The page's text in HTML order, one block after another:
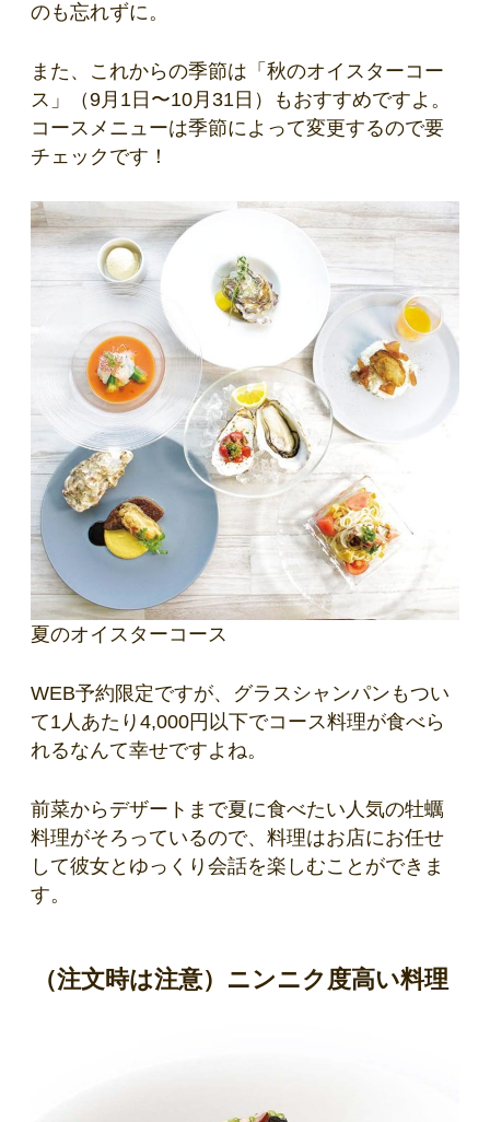
のも忘れずに。
また、これからの季節は「秋のオイスターコー
ス」（9月1日〜10月31日）もおすすめですよ。
コースメニューは季節によって変更するので要
チェックです！
夏のオイスターコース
WEB予約限定ですが、グラスシャンパンもつい
て1人あたり4,000円以下でコース料理が食べら
れるなんて幸せですよね。
前菜からデザートまで夏に食べたい人気の牡蠣
料理がそろっているので、料理はお店にお任せ
して彼女とゆっくり会話を楽しむことができま
す。
（注文時は注意）ニンニク度高い料理